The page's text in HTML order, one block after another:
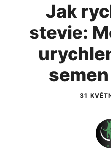
Jak
stevie:
31